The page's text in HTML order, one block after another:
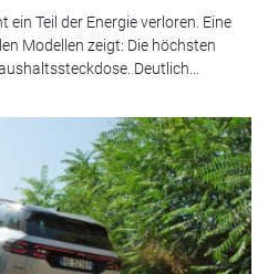
ein Teil der Energie verloren. Eine
Modellen zeigt: Die höchsten
Deutlich...